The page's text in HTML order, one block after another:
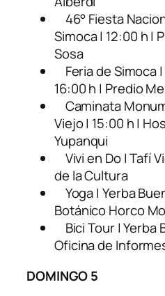
46° Fiesta
Simoca | 12:00 h |
Sosa
Feria de Simoca
16:00 h | Predio
Caminata
Viejo | 15:00 h |
Yupanqui
Vivi en Do | Tafí
de la Cultura
Yoga | Yerba
Botánico Horco
Bici Tour | Yerba
Oficina de
DOMINGO 5